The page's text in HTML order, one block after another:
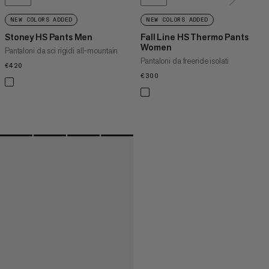
NEW COLORS ADDED
Stoney HS Pants Men
Pantaloni da sci rigidi all-mountain
€420
NEW COLORS ADDED
Fall Line HS Thermo Pants
Women
Pantaloni da freeride isolati
€300